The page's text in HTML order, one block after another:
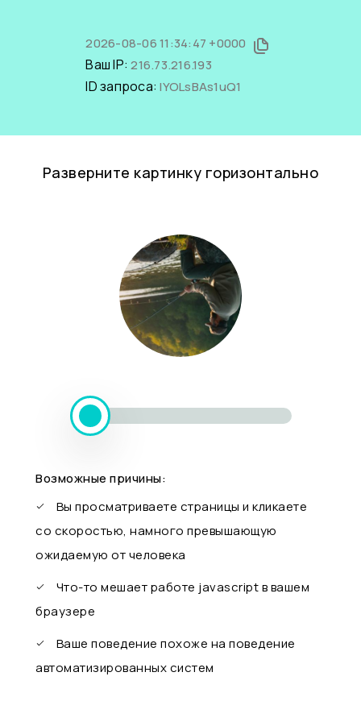
2026-08-06 11:34:47 +0000
Ваш IP:216.73.216.193
ID запроса:lYOLsBAs1uQ1
Разверните картинку горизонтально
Возможные причины:
Вы просматриваете страницы и кликаете
со скоростью, намного превышающую
ожидаемую от человека
Что-то мешает работе javascript в вашем
браузере
Ваше поведение похоже на поведение
автоматизированных систем